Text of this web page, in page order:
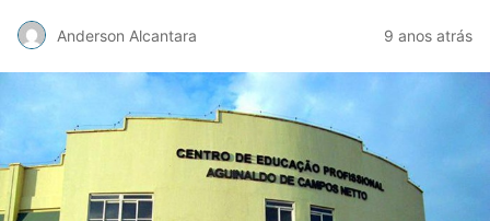
Anderson Alcantara 9 anos atrás